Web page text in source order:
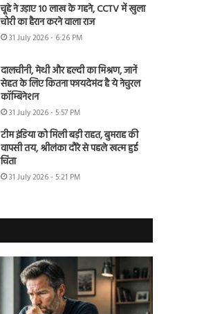
चूहे ने उड़ाए 10 लाख के गहने, CCTV में खुला
चोरी का हैरान करने वाला राज
31 July 2026 - 6:26 PM
दालचीनी, मेथी और हल्दी का मिश्रण, जानें
सेहत के लिए कितना फायदेमंद है ये नेचुरल
कॉम्बिनेशन
31 July 2026 - 5:57 PM
टीम इंडिया को मिली बड़ी राहत, बुमराह की
वापसी तय, श्रीलंका दौरे से पहले खत्म हुई
चिंता
31 July 2026 - 5:21 PM